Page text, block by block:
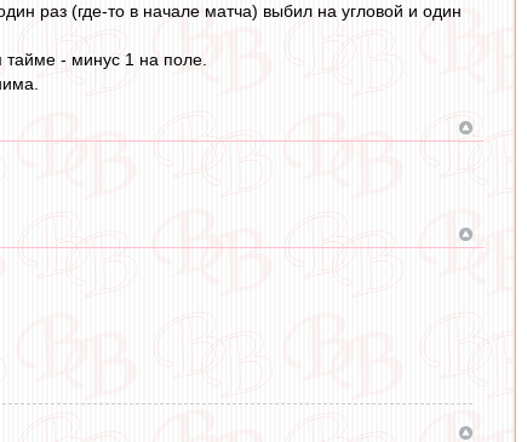
раз (где-то в начале матча) выбил на угловой и один
- минус 1 на поле.